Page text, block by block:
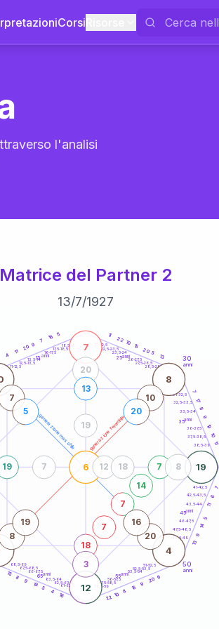
Corsi
l'analisi
Matrice del Partner 2
13/7/1927
generazione maschile generazione femminile
30
anni
50
anni
11-12,5
12,5-13,5
13,5-14
16-17,5
17,5-18,5
18,5-19
21-22,5
22,5-23,5
23,5-24
26-27,5
27,5-28,5
28,5-29
31-32,5
32,5-33,5
33,5-34
36-37,5
37,5-38,5
38,5-39
41-42,5
42,5-43,5
43,5-44
46-47,5
47,5-48,5
48,5-49
51-52,5
52,5-53,5
53,5-54
56-57,5
57,5-58,5
58,5-59
61-62,5
62,5-63,5
63,5-64
66-67,5
67,5-68,5
68,5-69
4
11
20 9
7
16 5 11
22 10
15
20 5
13
7
17
8
9
19
10
11
7
6
11
5
14
9
13
6
20
9
16
8
10
22
16
4
5
19
9
8
15
7
19
12
6
8
4
18
7
7
14
7
20
8
3
19
13
12 18
7
19
7
5
10
20
8
19
20
16
15 anni 25anni
35anni
45anni
55anni
65anni